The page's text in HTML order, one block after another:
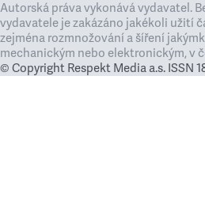
Autorská práva vykonává vydavatel.
vydavatele je zakázáno jakékoli užití
zejména rozmnožování a šíření
mechanickým nebo elektronickým, v
© Copyright Respekt Media a.s. ISSN